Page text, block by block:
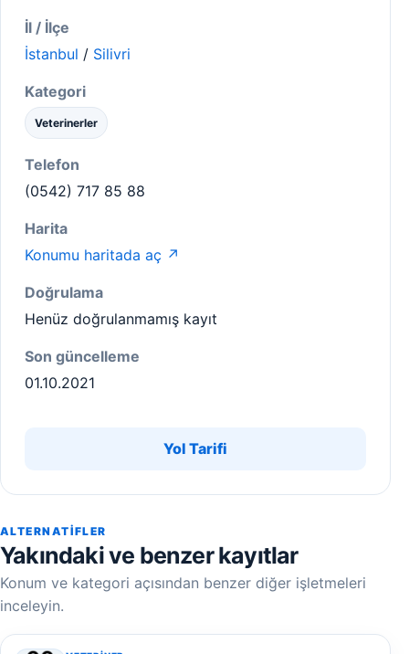
İl / İlçe
İstanbul / Silivri
Kategori
Veterinerler
Telefon
(0542) 717 85 88
Harita
Konumu haritada aç ↗
Doğrulama
Henüz doğrulanmamış kayıt
Son güncelleme
01.10.2021
Yol Tarifi
ALTERNATIFLER
Yakındaki ve benzer kayıtlar
Konum ve kategori açısından benzer diğer işletmeleri
inceleyin.